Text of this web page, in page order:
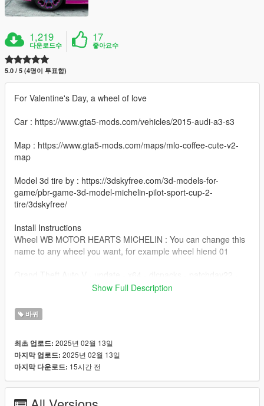
1,219
다운로드수
17
좋아요수
5.0 / 5 (4명이 투표함)
For Valentine's Day, a wheel of love
Car : https://www.gta5-mods.com/vehicles/2015-audi-a3-s3
Map : https://www.gta5-mods.com/maps/mlo-coffee-cute-v2-
map
Model 3d tire by : https://3dskyfree.com/3d-models-for-
game/pbr-game-3d-model-michelin-pilot-sport-cup-2-
tire/3dskyfree/
Install Instructions
Wheel WB MOTOR HEARTS MICHELIN : You can change this
name to any wheel you want, for example wheel hiend 01
dlc - x64 - levels - patchday22ng - vehiclemods - wheels-mods
You can use the add on wheels pack [
https://www.patreon.com/posts/wb-pack-wheels-99963272 ]
the carcols.meta in the name of the wheel
Show Full Description
바퀴
최초 업로드: 2025년 02월 13일
마지막 업로드: 2025년 02월 13일
마지막 다운로드: 15시간 전